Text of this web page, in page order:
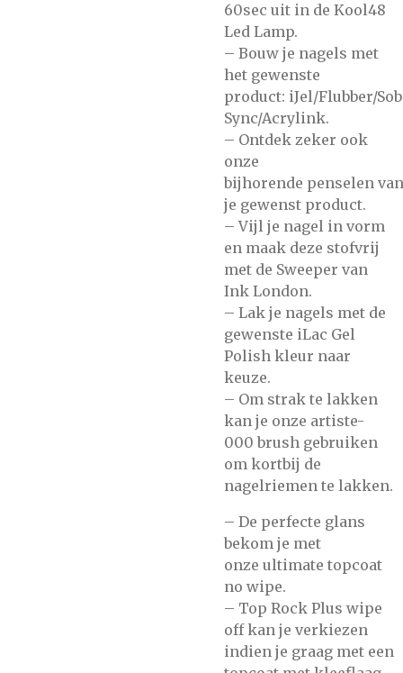
60sec uit in de Kool48
Led Lamp.
– Bouw je nagels met
het gewenste
product: iJel/Flubber/
Sync/Acrylink.
– Ontdek zeker ook
onze
bijhorende penselen van
je gewenst product.
– Vijl je nagel in vorm
en maak deze stofvrij
met de Sweeper van
Ink London.
– Lak je nagels met de
gewenste iLac Gel
Polish kleur naar
keuze.
– Om strak te lakken
kan je onze artiste-
000 brush gebruiken
om kortbij de
nagelriemen te lakken.
– De perfecte glans
bekom je met
onze ultimate topcoat
no wipe.
– Top Rock Plus wipe
off kan je verkiezen
indien je graag met een